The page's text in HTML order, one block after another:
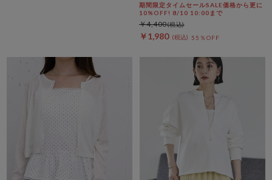
期間限定タイムセールSALE価格から更に
10%OFF! 8/10 10:00まで
￥1,980 55％OFF
￥4,400